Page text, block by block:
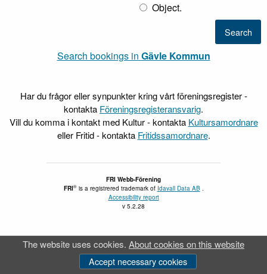
Object.
Search bookings in Gävle Kommun
Har du frågor eller synpunkter kring vårt föreningsregister -
kontakta Föreningsregisteransvarig.
Vill du komma i kontakt med Kultur - kontakta Kultursamordnare
eller Fritid - kontakta Fritidssamordnare.
FRI Webb-Förening
FRI®is a registrered trademark of Idavall Data AB
Accessibility report
v 5.2.28
The website uses cookies. About cookies on this website
Accept necessary cookies